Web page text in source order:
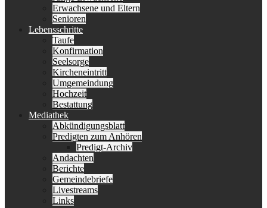
Erwachsene und Eltern
Senioren
Lebensschritte
Taufe
Konfirmation
Seelsorge
Kircheneintritt
Umgemeindung
Hochzeit
Bestattung
Mediathek
Abkündigungsblatt
Predigten zum Anhören
Predigt-Archiv
Andachten
Berichte
Gemeindebriefe
Livestreams
Links